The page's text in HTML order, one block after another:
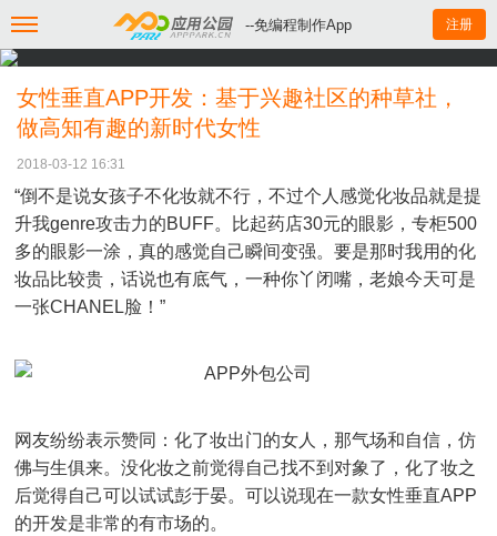
--免编程制作App 注册
女性垂直APP开发：基于兴趣社区的种草社，
做高知有趣的新时代女性
2018-03-12 16:31
“倒不是说女孩子不化妆就不行，不过个人感觉化妆品就是提
升我genre攻击力的BUFF。比起药店30元的眼影，专柜500
多的眼影一涂，真的感觉自己瞬间变强。要是那时我用的化
妆品比较贵，话说也有底气，一种你丫闭嘴，老娘今天可是
一张CHANEL脸！”
网友纷纷表示赞同：化了妆出门的女人，那气场和自信，仿
佛与生俱来。没化妆之前觉得自己找不到对象了，化了妆之
后觉得自己可以试试彭于晏。可以说现在一款女性垂直APP
的开发是非常的有市场的。